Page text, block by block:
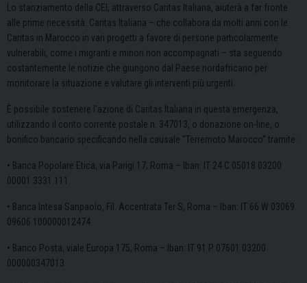
Lo stanziamento della CEI, attraverso Caritas Italiana, aiuterà a far fronte
alle prime necessità. Caritas Italiana – che collabora da molti anni con le
Caritas in Marocco in vari progetti a favore di persone particolarmente
vulnerabili, come i migranti e minori non accompagnati – sta seguendo
costantemente le notizie che giungono dal Paese nordafricano per
monitorare la situazione e valutare gli interventi più urgenti.
È possibile sostenere l’azione di Caritas Italiana in questa emergenza,
utilizzando il conto corrente postale n. 347013, o donazione on-line, o
bonifico bancario specificando nella causale “Terremoto Marocco” tramite:
• Banca Popolare Etica, via Parigi 17, Roma – Iban: IT 24 C 05018 03200
00001 3331 111
• Banca Intesa Sanpaolo, Fil. Accentrata Ter S, Roma – Iban: IT 66 W 03069
09606 100000012474
• Banco Posta, viale Europa 175, Roma – Iban: IT 91 P 07601 03200
000000347013